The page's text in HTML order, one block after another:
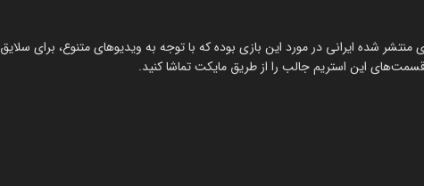
استریم‌های منتشر شده ایرانی در مورد این بازی بوده که با توجه به ویدیوهای متنوع، برای سلایق
این استریم جالب را از طریق مایکت تماشا کنید.